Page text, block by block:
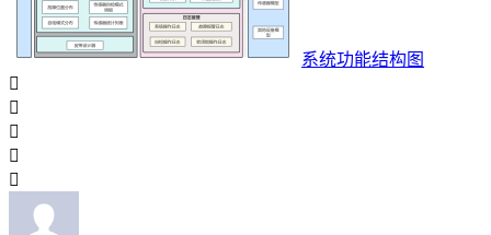
系统功能结构图




